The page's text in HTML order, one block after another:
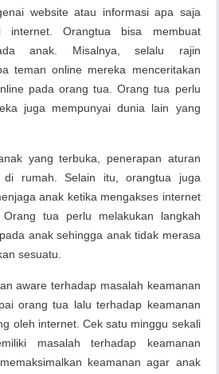
websiteatau informasi apa saja
Orangtua bisa membuat
anak. Misalnya, selalu rajin
teman online mereka menceritakan
pada orang tua. Orang tua perlu
juga mempunyai dunia lain yang
yang terbuka, penerapan aturan
di rumah. Selain itu, orangtua juga
anak ketika mengakses internet
tua perlu melakukan langkah
anak sehingga anak tidak merasa
sesuatu.
awareterhadap masalah keamanan
orang tua lalu terhadap keamanan
oleh internet. Cek satu minggu sekali
masalah terhadap keamanan
keamanan agar anak